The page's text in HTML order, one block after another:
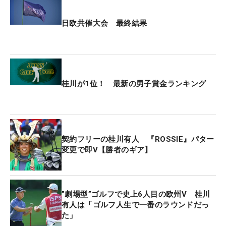
日欧共催大会 最終結果
桂川が1位！ 最新の男子賞金ランキング
契約フリーの桂川有人 『ROSSIE』パター
変更で即V【勝者のギア】
”劇場型”ゴルフで史上6人目の欧州V 桂川
有人は「ゴルフ人生で一番のラウンドだっ
た」